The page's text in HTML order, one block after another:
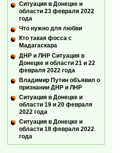
Ситуация в Донецке и
области 23 февраля 2022
года
Что нужно для любви
Кто такая фосса с
Мадагаскара
ДНР и ЛНР Ситуация в
Донецке и области 21 и 22
февраля 2022 года
Владимир Путин объявил о
признании ДНР и ЛНР
Ситуация в Донецке и
области 19 и 20 февраля
2022 года
Ситуация в Донецке и
области 18 февраля 2022
года